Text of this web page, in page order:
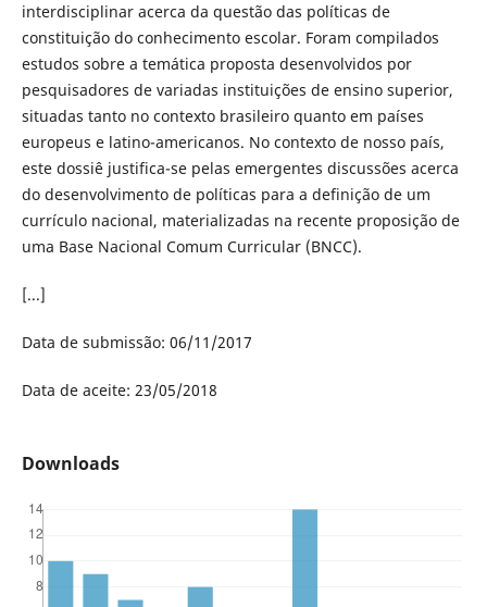
interdisciplinar acerca da questão das políticas de
constituição do conhecimento escolar. Foram compilados
estudos sobre a temática proposta desenvolvidos por
pesquisadores de variadas instituições de ensino superior,
situadas tanto no contexto brasileiro quanto em países
europeus e latino-americanos. No contexto de nosso país,
este dossiê justifica-se pelas emergentes discussões acerca
do desenvolvimento de políticas para a definição de um
currículo nacional, materializadas na recente proposição de
uma Base Nacional Comum Curricular (BNCC).
[...]
Data de submissão: 06/11/2017
Data de aceite: 23/05/2018
Downloads